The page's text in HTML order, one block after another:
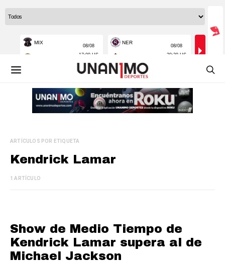
ARTÍCULOS POR ETIQUETA
Kendrick Lamar
1 ARTÍCULO
Show de Medio Tiempo de
Kendrick Lamar supera al de
Michael Jackson